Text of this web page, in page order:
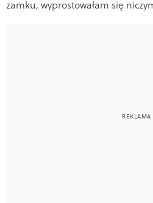
zamku, wyprostowałam się